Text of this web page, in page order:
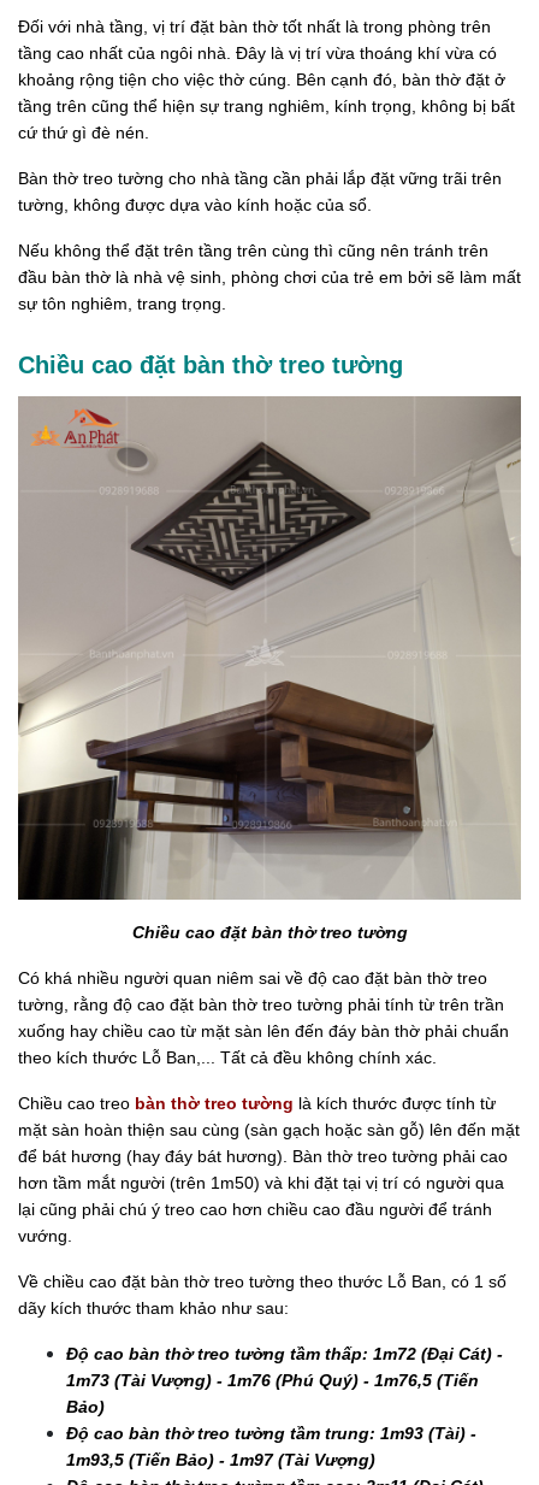
Đối với nhà tầng, vị trí đặt bàn thờ tốt nhất là trong phòng trên
tầng cao nhất của ngôi nhà. Đây là vị trí vừa thoáng khí vừa có
khoảng rộng tiện cho việc thờ cúng. Bên cạnh đó, bàn thờ đặt ở
tầng trên cũng thể hiện sự trang nghiêm, kính trọng, không bị bất
cứ thứ gì đè nén.
Bàn thờ treo tường cho nhà tầng cần phải lắp đặt vững trãi trên
tường, không được dựa vào kính hoặc của sổ.
Nếu không thể đặt trên tầng trên cùng thì cũng nên tránh trên
đầu bàn thờ là nhà vệ sinh, phòng chơi của trẻ em bởi sẽ làm mất
sự tôn nghiêm, trang trọng.
Chiều cao đặt bàn thờ treo tường
Chiều cao đặt bàn thờ treo tường
Có khá nhiều người quan niêm sai về độ cao đặt bàn thờ treo
tường, rằng độ cao đặt bàn thờ treo tường phải tính từ trên trần
xuống hay chiều cao từ mặt sàn lên đến đáy bàn thờ phải chuẩn
theo kích thước Lỗ Ban,... Tất cả đều không chính xác.
Chiều cao treo bàn thờ treo tường là kích thước được tính từ
mặt sàn hoàn thiện sau cùng (sàn gạch hoặc sàn gỗ) lên đến mặt
để bát hương (hay đáy bát hương). Bàn thờ treo tường phải cao
hơn tầm mắt người (trên 1m50) và khi đặt tại vị trí có người qua
lại cũng phải chú ý treo cao hơn chiều cao đầu người để tránh
vướng.
Về chiều cao đặt bàn thờ treo tường theo thước Lỗ Ban, có 1 số
dãy kích thước tham khảo như sau:
Độ cao bàn thờ treo tường tầm thấp: 1m72 (Đại Cát) -
1m73 (Tài Vượng) - 1m76 (Phú Quý) - 1m76,5 (Tiến
Bảo)
Độ cao bàn thờ treo tường tầm trung: 1m93 (Tài) -
1m93,5 (Tiến Bảo) - 1m97 (Tài Vượng)